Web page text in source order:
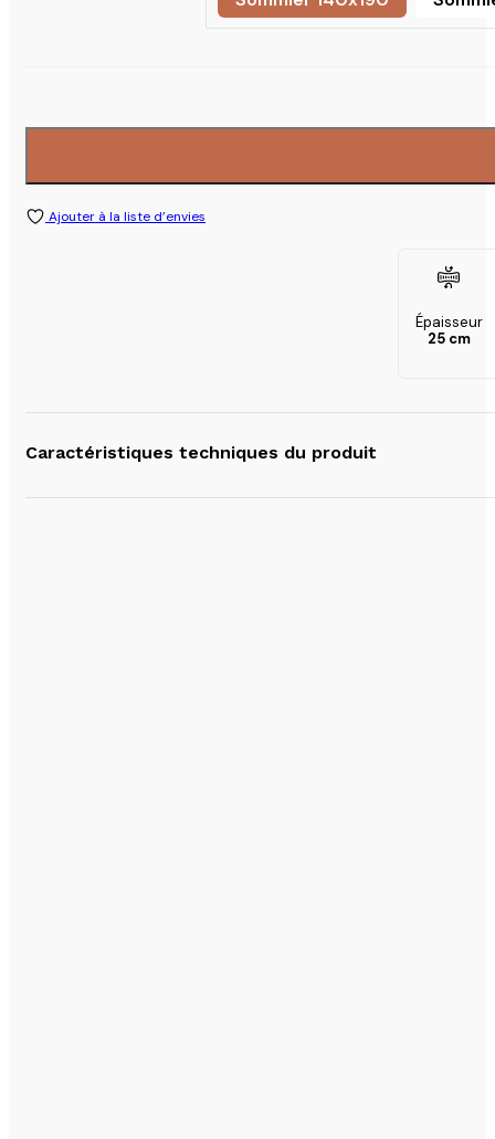
Sommier 140x190
Ajouter à la liste d’envies
Épaisseur
25 cm
Caractéristiques techniques du produit